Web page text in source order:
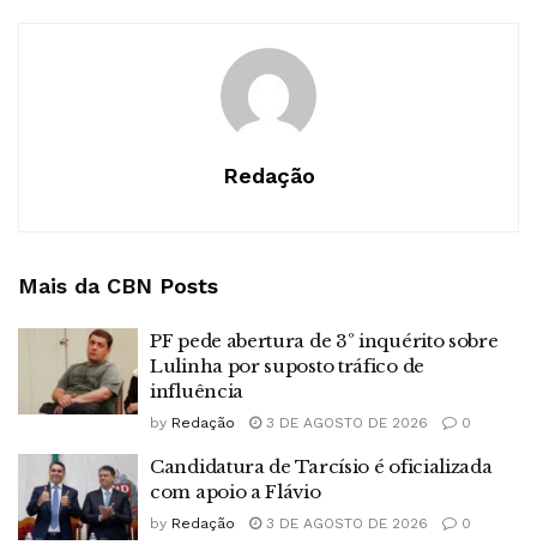
Redação
Mais da CBN Posts
PF pede abertura de 3º inquérito sobre
Lulinha por suposto tráfico de
influência
by Redação 3 DE AGOSTO DE 2026 0
Candidatura de Tarcísio é oficializada
com apoio a Flávio
by Redação 3 DE AGOSTO DE 2026 0